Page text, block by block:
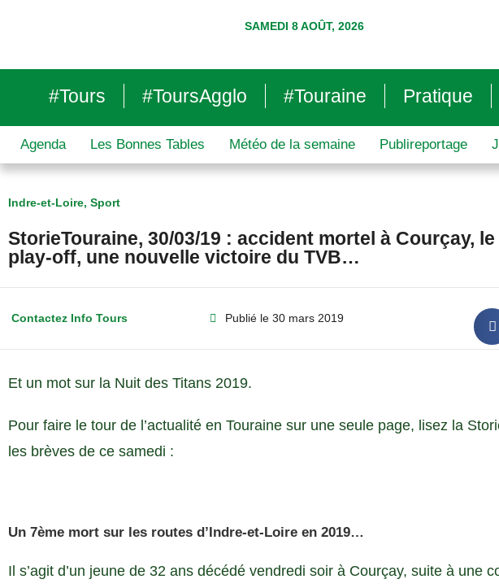
SAMEDI 8 AOÛT, 2026
#Tours #ToursAgglo #Touraine Pratique
Agenda Les Bonnes Tables Météo de la semaine Publireportage
Indre-et-Loire, Sport
StorieTouraine, 30/03/19 : accident mortel à Courçay, le
play-off, une nouvelle victoire du TVB…
Contactez Info Tours Publié le 30 mars 2019
Et un mot sur la Nuit des Titans 2019.
Pour faire le tour de l’actualité en Touraine sur une seule page, lisez la
les brèves de ce samedi :
Un 7ème mort sur les routes d’Indre-et-Loire en 2019…
Il s’agit d’un jeune de 32 ans décédé vendredi soir à Courçay, suite à une